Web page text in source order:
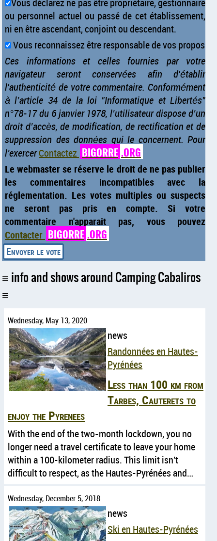
Vous déclarez ne pas être propriétaire, gestionnaire
ou personnel actuel ou passé de cet établissement,
ni en être ascendant, conjoint ou descendant.
Vous reconnaissez être responsable de vos propos
Ces informations et celles fournies par votre
navigateur seront conservées afin d'établir
l'authenticité de votre commentaire. Conformément
à l’article 34 de la loi "Informatique et Libertés"
n°78-17 du 6 janvier 1978, l’utilisateur dispose d’un
droit d’accès, de modification, de rectification et de
suppression des données qui le concernent. Pour
l’exercerContactez BIGORRE .ORG
Le webmaster se réserve le droit de ne pas publier
les commentaires incompatibles avec la
réglementation. Les votes multiples ou suspects
ne seront pas pris en compte. Si votre
commentaire n'apparait pas, vous pouvez
Contacter BIGORRE .ORG
info and shows around Camping Cabaliros
Wednesday, May 13, 2020
news
Randonnées en Hautes-
Pyrénées
Less than 100 km from
Tarbes, Cauterets to
enjoy the Pyrenees
With the end of the two-month lockdown, you no
longer need a travel certificate to leave your home
within a 100-kilometer radius. This limit isn't
difficult to respect, as the Hautes-Pyrénées and…
Wednesday, December 5, 2018
news
Ski en Hautes-Pyrénées